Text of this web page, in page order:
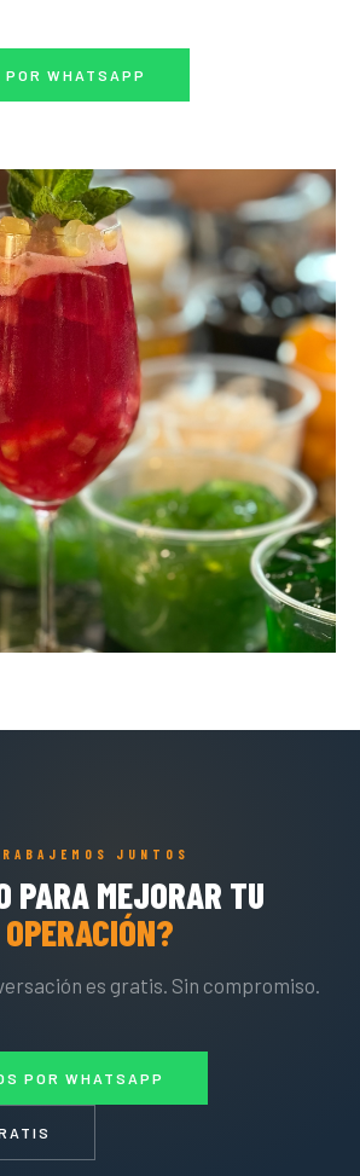
POR WHATSAPP
JUNTOS
PARA MEJORAR TU
OPERACIÓN?
es gratis. Sin compromiso.
POR WHATSAPP